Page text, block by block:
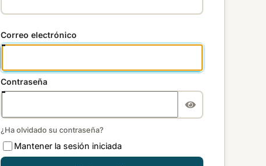
Correo electrónico
Contraseña
¿Ha olvidado su contraseña?
Mantener la sesión iniciada